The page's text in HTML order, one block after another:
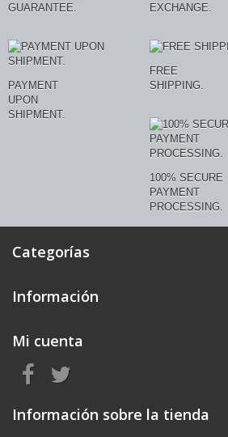
GUARANTEE.
EXCHANGE.
PAYMENT
UPON
SHIPMENT.
FREE
SHIPPING.
100% SECURE
PAYMENT
PROCESSING.
Categorías
Información
Mi cuenta
Información sobre la tienda